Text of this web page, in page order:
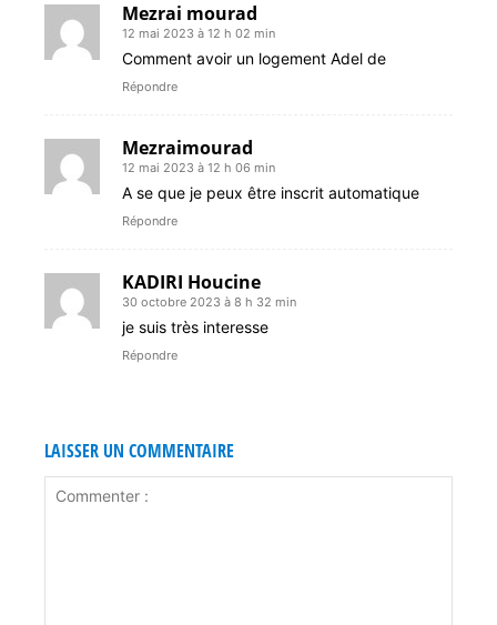
Mezrai mourad
12 mai 2023 à 12 h 02 min
Comment avoir un logement Adel de
Répondre
Mezraimourad
12 mai 2023 à 12 h 06 min
A se que je peux être inscrit automatique
Répondre
KADIRI Houcine
30 octobre 2023 à 8 h 32 min
je suis très interesse
Répondre
LAISSER UN COMMENTAIRE